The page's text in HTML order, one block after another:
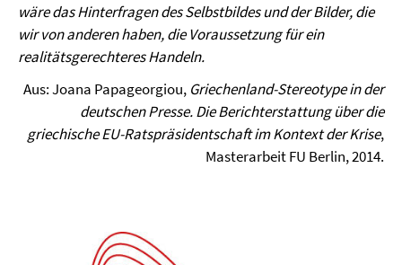
wäre das Hinterfragen des Selbstbildes und der Bilder, die
wir von anderen haben, die Voraussetzung für ein
realitätsgerechteres Handeln.
Aus: Joana Papageorgiou, Griechenland-Stereotype in der
deutschen Presse. Die Berichterstattung über die
griechische EU-Ratspräsidentschaft im Kontext der Krise,
Masterarbeit FU Berlin, 2014.